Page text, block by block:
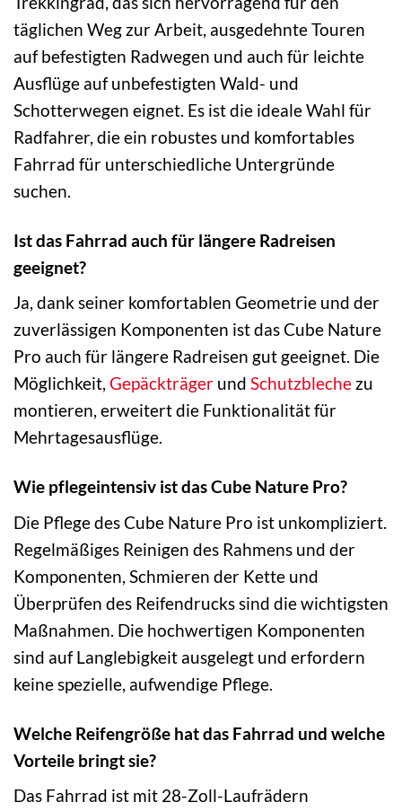
täglichen Weg zur Arbeit, ausgedehnte Touren
auf befestigten Radwegen und auch für leichte
Ausflüge auf unbefestigten Wald- und
Schotterwegen eignet. Es ist die ideale Wahl für
Radfahrer, die ein robustes und komfortables
Fahrrad für unterschiedliche Untergründe
suchen.
Ist das Fahrrad auch für längere Radreisen
geeignet?
Ja, dank seiner komfortablen Geometrie und der
zuverlässigen Komponenten ist das Cube Nature
Pro auch für längere Radreisen gut geeignet. Die
Möglichkeit, Gepäckträger und Schutzbleche zu
montieren, erweitert die Funktionalität für
Mehrtagesausflüge.
Wie pflegeintensiv ist das Cube Nature Pro?
Die Pflege des Cube Nature Pro ist unkompliziert.
Regelmäßiges Reinigen des Rahmens und der
Komponenten, Schmieren der Kette und
Überprüfen des Reifendrucks sind die wichtigsten
Maßnahmen. Die hochwertigen Komponenten
sind auf Langlebigkeit ausgelegt und erfordern
keine spezielle, aufwendige Pflege.
Welche Reifengröße hat das Fahrrad und welche
Vorteile bringt sie?
Das Fahrrad ist mit 28-Zoll-Laufrädern